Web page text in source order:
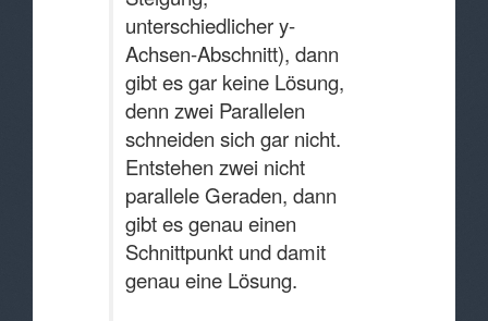
unterschiedlicher y-
Achsen-Abschnitt), dann
gibt es gar keine Lösung,
denn zwei Parallelen
schneiden sich gar nicht.
Entstehen zwei nicht
parallele Geraden, dann
gibt es genau einen
Schnittpunkt und damit
genau eine Lösung.